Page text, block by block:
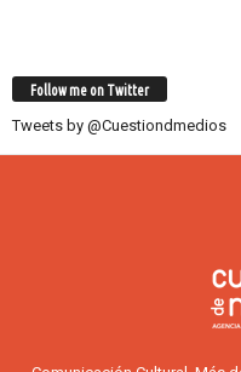
Follow me on Twitter
Tweets by @Cuestiondmedios